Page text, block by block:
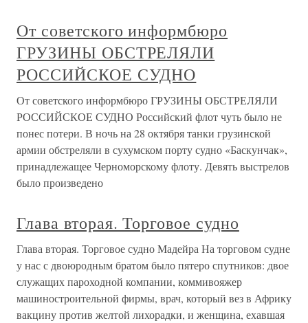
От советского информбюро
ГРУЗИНЫ ОБСТРЕЛЯЛИ
РОССИЙСКОЕ СУДНО
От советского информбюро ГРУЗИНЫ ОБСТРЕЛЯЛИ
РОССИЙСКОЕ СУДНО Российский флот чуть было не
понес потери. В ночь на 28 октября танки грузинской
армии обстреляли в сухумском порту судно «Баскунчак»,
принадлежащее Черноморскому флоту. Девять выстрелов
было произведено
Глава вторая. Торговое судно
Глава вторая. Торговое судно Мадейра На торговом судне
у нас с двоюродным братом было пятеро спутников: двое
служащих пароходной компании, коммивояжер
машиностроительной фирмы, врач, который вез в Африку
вакцину против желтой лихорадки, и женщина, ехавшая